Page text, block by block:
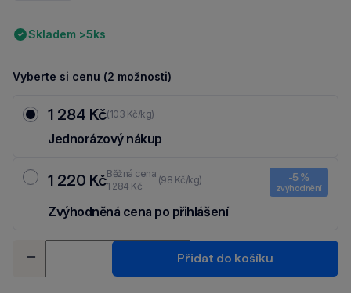
Skladem >5ks
Vyberte si cenu (2 možnosti)
1 284 Kč(103 Kč/kg)
Jednorázový nákup
1 220 KčBěžná cena:
1 284 Kč
(98 Kč/kg) -5 %
zvýhodnění
Zvýhodněná cena po přihlášení
-
+
Přidat do košíku